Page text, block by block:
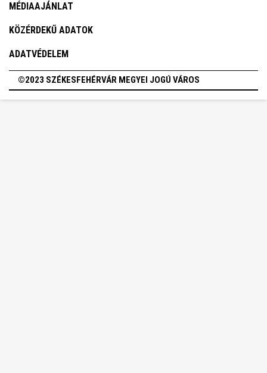
MÉDIAAJÁNLAT
KÖZÉRDEKŰ ADATOK
ADATVÉDELEM
©2023 SZÉKESFEHÉRVÁR MEGYEI JOGÚ VÁROS